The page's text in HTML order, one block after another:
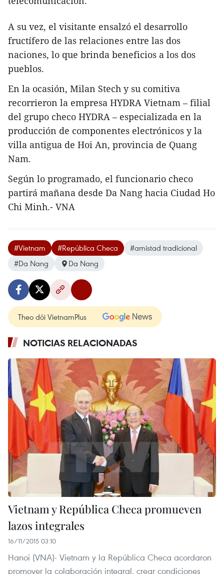
A su vez, el visitante ensalzó el desarrollo
fructífero de las relaciones entre las dos
naciones, lo que brinda beneficios a los dos
pueblos.
En la ocasión, Milan Stech y su comitiva
recorrieron la empresa HYDRA Vietnam – filial
del grupo checo HYDRA – especializada en la
producción de componentes electrónicos y la
villa antigua de Hoi An, provincia de Quang
Nam.
Según lo programado, el funcionario checo
partirá mañana desde Da Nang hacia Ciudad Ho
Chi Minh.- VNA
#Vietnam #República Checa
#amistad tradicional
#Da Nang
Da Nang
Theo dõi VietnamPlus
NOTICIAS RELACIONADAS
Vietnam y República Checa promueven
lazos integrales
16/11/2015 03:10
Hanoi (VNA)- Vietnam y la República Checa acordaron
promover la colaboración integral, crear condiciones